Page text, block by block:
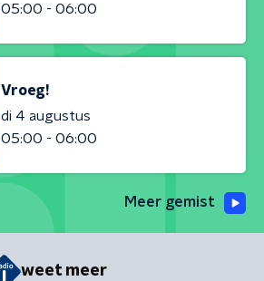
05:00 - 06:00
Vroeg!
di 4 augustus
05:00 - 06:00
Meer gemist
weet meer